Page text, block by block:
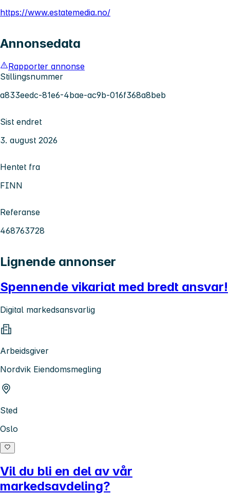
https://www.estatemedia.no/
Annonsedata
Rapporter annonse
Stillingsnummer
a833eedc-81e6-4bae-ac9b-016f368a8beb
Sist endret
3. august 2026
Hentet fra
FINN
Referanse
468763728
Lignende annonser
Spennende vikariat med bredt ansvar!
Digital markedsansvarlig
Arbeidsgiver
Nordvik Eiendomsmegling
Sted
Oslo
Vil du bli en del av vår
markedsavdeling?